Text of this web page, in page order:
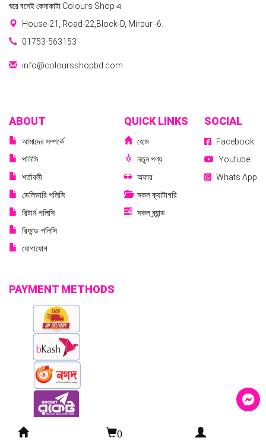
ঘরে বসেই কেনাকাটা Colours Shop এ
House-21, Road-22,Block-D, Mirpur -6.
01753-563153
info@coloursshopbd.com
ABOUT
আমাদের সম্পর্কে
পলিসি
শর্তাবলী
ডেলিভারি পলিসি
রিটার্ন-পলিসি
রিফান্ড-পলিসি
যোগাযোগ
QUICK LINKS
হোম
নতুন পণ্য
অফার
সকল ক্যাটাগরি
সকল ব্র্যান্ড
SOCIAL
Facebook
Youtube
Whats App
PAYMENT METHODS
0